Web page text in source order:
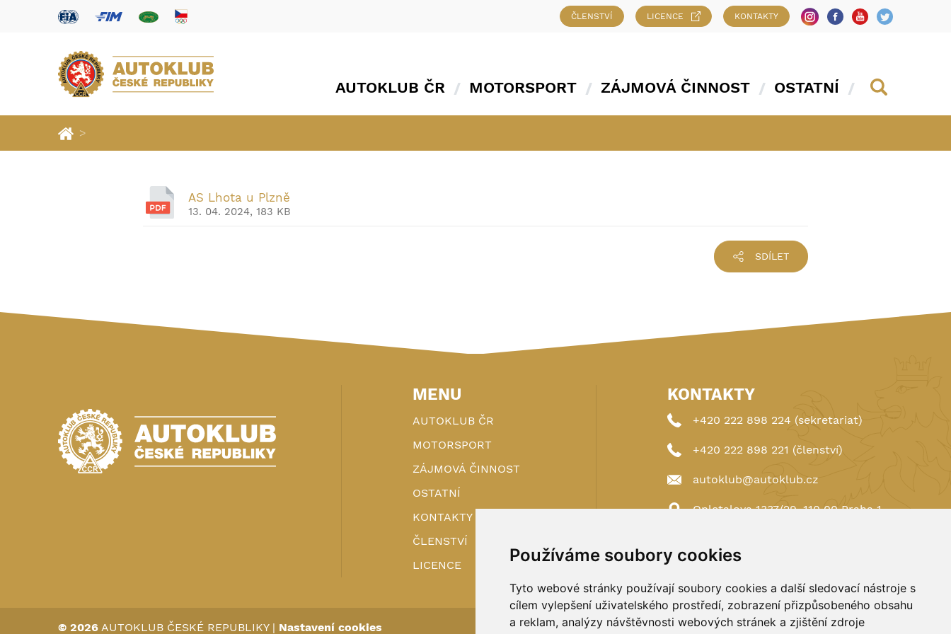
Používáme soubory cookies
Tyto webové stránky používají soubory cookies a další sledovací nástroje s
cílem vylepšení uživatelského prostředí, zobrazení přizpůsobeného obsahu
a reklam, analýzy návštěvnosti webových stránek a zjištění zdroje
ČLENSTVÍ LICENCE KONTAKTY
AUTOKLUB ČR MOTORSPORT ZÁJMOVÁ ČINNOST OSTATNÍ
>
AS Lhota u Plzně
13. 04. 2024, 183 KB
SDÍLET
MENU
AUTOKLUB ČR
MOTORSPORT
ZÁJMOVÁ ČINNOST
OSTATNÍ
KONTAKTY
ČLENSTVÍ
LICENCE
KONTAKTY
+420 222 898 224 (sekretariat)
+420 222 898 221 (členství)
autoklub@autoklub.cz
Opletalova 1337/29, 110 00 Praha 1
© 2026 AUTOKLUB ČESKÉ REPUBLIKY| Nastavení cookies Spravováno a hostováno uDIGITREE